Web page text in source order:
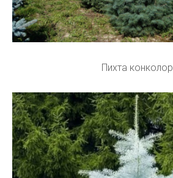
Пихта конколор